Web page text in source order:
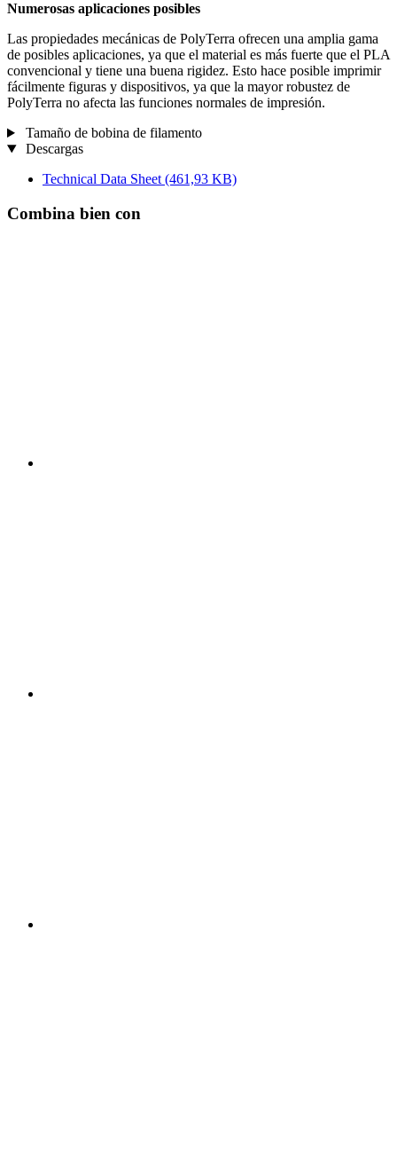
Numerosas aplicaciones posibles
Las propiedades mecánicas de PolyTerra ofrecen una amplia gama
de posibles aplicaciones, ya que el material es más fuerte que el PLA
convencional y tiene una buena rigidez. Esto hace posible imprimir
fácilmente figuras y dispositivos, ya que la mayor robustez de
PolyTerra no afecta las funciones normales de impresión.
Tamaño de bobina de filamento
Descargas
Technical Data Sheet (461,93 KB)
Combina bien con